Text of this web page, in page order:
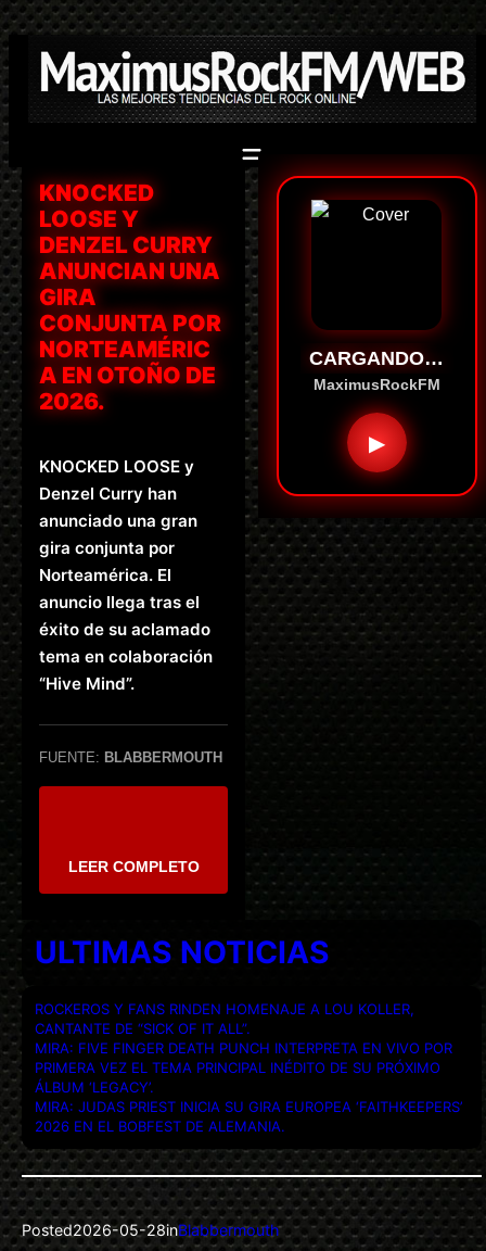
Saltar
al
contenido
KNOCKED
LOOSE Y
DENZEL CURRY
ANUNCIAN UNA
GIRA
CONJUNTA POR
NORTEAMÉRIC
A EN OTOÑO DE
2026.
KNOCKED LOOSE y
Denzel Curry han
anunciado una gran
gira conjunta por
Norteamérica. El
anuncio llega tras el
éxito de su aclamado
tema en colaboración
“Hive Mind”.
FUENTE: BLABBERMOUTH
LEER COMPLETO
CARGANDO…
MaximusRockFM
▶
ULTIMAS NOTICIAS
ROCKEROS Y FANS RINDEN HOMENAJE A LOU KOLLER,
CANTANTE DE “SICK OF IT ALL”.
MIRA: FIVE FINGER DEATH PUNCH INTERPRETA EN VIVO POR
PRIMERA VEZ EL TEMA PRINCIPAL INÉDITO DE SU PRÓXIMO
ÁLBUM ‘LEGACY’.
MIRA: JUDAS PRIEST INICIA SU GIRA EUROPEA ‘FAITHKEEPERS’
2026 EN EL BOBFEST DE ALEMANIA.
Posted2026-05-28inBlabbermouth